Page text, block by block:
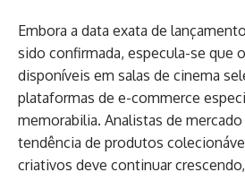
Embora a data exata de
sido confirmada, especula-se que
disponíveis em salas de cinema
plataformas de e-commerce
memorabilia. Analistas de
tendência de produtos
criativos deve continuar